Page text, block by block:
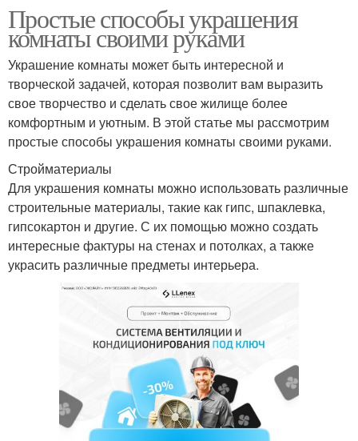
Простые способы украшения
комнаты своими руками
Украшение комнаты может быть интересной и
творческой задачей, которая позволит вам выразить
свое творчество и сделать свое жилище более
комфортным и уютным. В этой статье мы рассмотрим
простые способы украшения комнаты своими руками.
Стройматериалы
Для украшения комнаты можно использовать различные
строительные материалы, такие как гипс, шпаклевка,
гипсокартон и другие. С их помощью можно создать
интересные фактуры на стенах и потолках, а также
украсить различные предметы интерьера.